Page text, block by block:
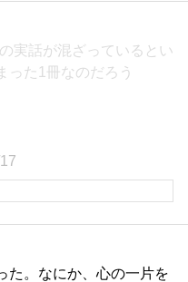
実話が混ざっているとい
った1冊なのだろう
た。なにか、心の一片を